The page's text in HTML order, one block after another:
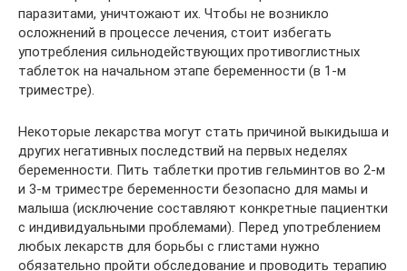
паразитами, уничтожают их. Чтобы не возникло
осложнений в процессе лечения, стоит избегать
употребления сильнодействующих противоглистных
таблеток на начальном этапе беременности (в 1-м
триместре).
Некоторые лекарства могут стать причиной выкидыша и
других негативных последствий на первых неделях
беременности. Пить таблетки против гельминтов во 2-м
и 3-м триместре беременности безопасно для мамы и
малыша (исключение составляют конкретные пациентки
с индивидуальными проблемами). Перед употреблением
любых лекарств для борьбы с глистами нужно
обязательно пройти обследование и проводить терапию